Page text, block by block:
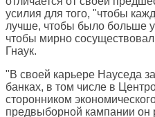
усилия для того, "чтобы
лучше, чтобы было больше
чтобы мирно
Гнаук.
"В своей карьере Науседа
банках, в том числе в
сторонником
предвыборной кампании он